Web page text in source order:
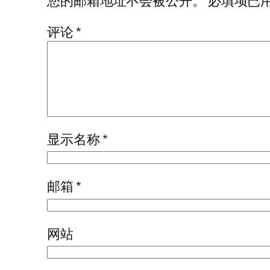
评论*
显示名称*
邮箱*
网站